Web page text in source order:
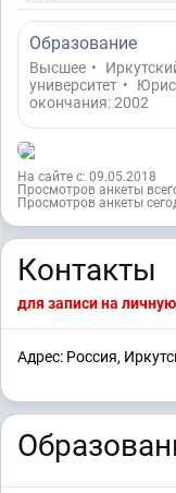
Образование
Высшее •
университет •
окончания: 2002
На сайте с: 09.05.2018
Просмотров анкеты
Просмотров анкеты
Контакты
для записи на
Адрес: Россия,